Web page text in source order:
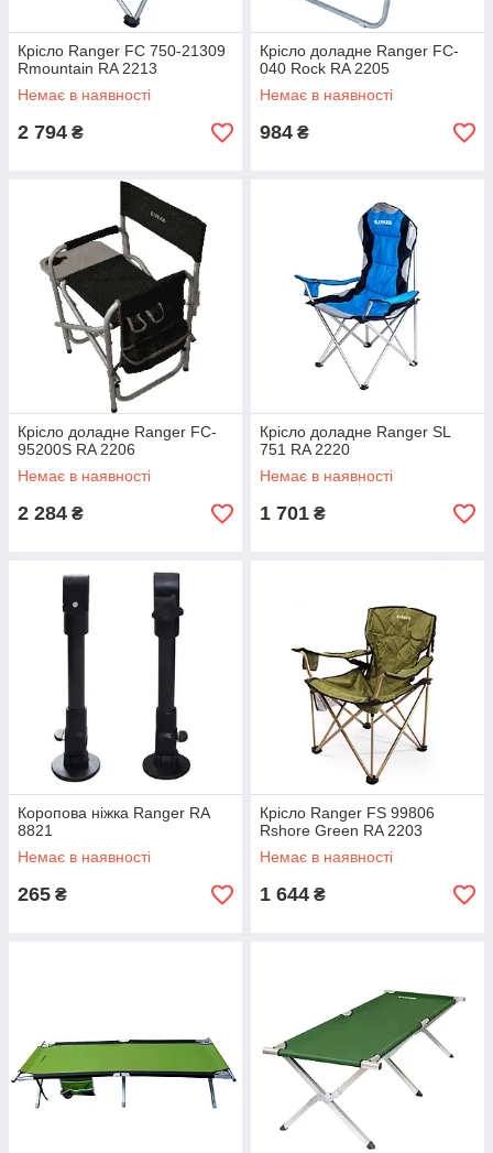
Крісло Ranger FC 750-21309
Rmountain RA 2213
Немає в наявності
2 794 ₴
Крісло доладне Ranger FC-
040 Rock RA 2205
Немає в наявності
984 ₴
Крісло доладне Ranger FC-
95200S RA 2206
Немає в наявності
2 284 ₴
Крісло доладне Ranger SL
751 RA 2220
Немає в наявності
1 701 ₴
Коропова ніжка Ranger RA
8821
Немає в наявності
265 ₴
Крісло Ranger FS 99806
Rshore Green RA 2203
Немає в наявності
1 644 ₴